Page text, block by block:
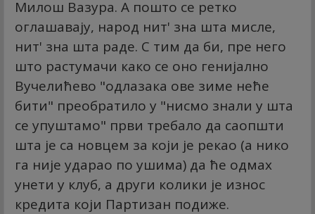
Милош Вазура. А пошто се ретко
оглашавају, народ нит' зна шта мисле,
нит' зна шта раде. С тим да би, пре него
што растумачи како се оно генијално
Вучелићево "одлазака ове зиме неће
бити" преобратило у "нисмо знали у шта
се упуштамо" први требало да саопшти
шта је са новцем за који је рекао (а нико
га није ударао по ушима) да ће одмах
унети у клуб, а други колики је износ
кредита који Партизан подиже.